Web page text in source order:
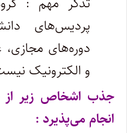
پردیس‌های
دوره‌های
و الکترونیک
جذب اشخاص زیر
انجام می‌پذیرد :